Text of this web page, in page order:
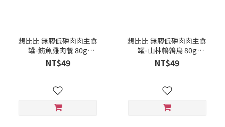
想比比 無膠低磷肉肉主食
罐-鮪魚雞肉餐 80g
4711100351058
NT$49
想比比 無膠低磷肉肉主食
罐-山林鵪鶉鳥 80g
4711100351034
NT$49